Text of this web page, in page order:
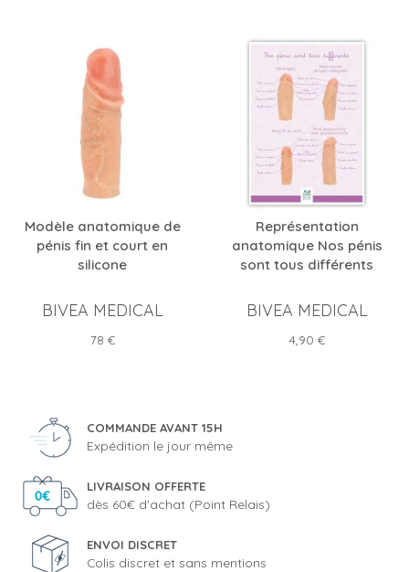
Modèle anatomique de
pénis fin et court en
silicone
BIVEA MEDICAL
Prix
78 €
Représentation
anatomique Nos pénis
sont tous différents
BIVEA MEDICAL
Prix
4,90 €
COMMANDE AVANT 15H
Expédition le jour même
LIVRAISON OFFERTE
dès 60€ d'achat (Point Relais)
ENVOI DISCRET
Colis discret et sans mentions